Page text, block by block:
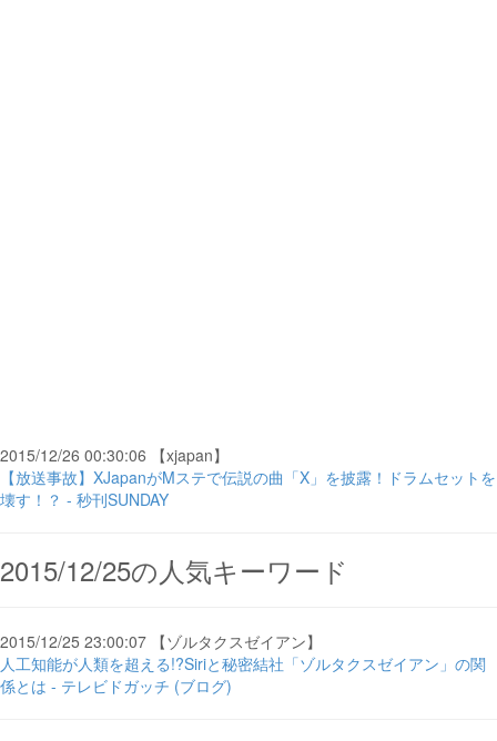
2015/12/26 00:30:06 【xjapan】
【放送事故】XJapanがMステで伝説の曲「X」を披露！ドラムセットを
壊す！？ - 秒刊SUNDAY
2015/12/25の人気キーワード
2015/12/25 23:00:07 【ゾルタクスゼイアン】
人工知能が人類を超える!?Siriと秘密結社「ゾルタクスゼイアン」の関
係とは - テレビドガッチ (ブログ)